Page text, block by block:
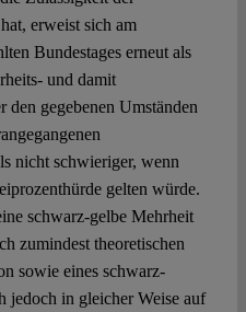
erweist sich am
Bundestages erneut als
und damit
gegebenen Umständen
nicht schwieriger, wenn
gelten würde.
schwarz-gelbe Mehrheit
zumindest theoretischen
sowie eines schwarz-
jedoch in gleicher Weise auf